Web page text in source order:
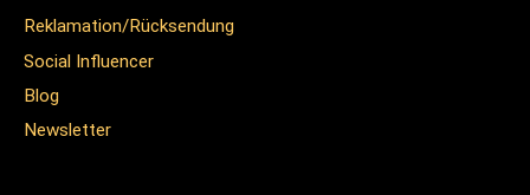
Reklamation/Rücksendung
Social Influencer
Blog
Newsletter